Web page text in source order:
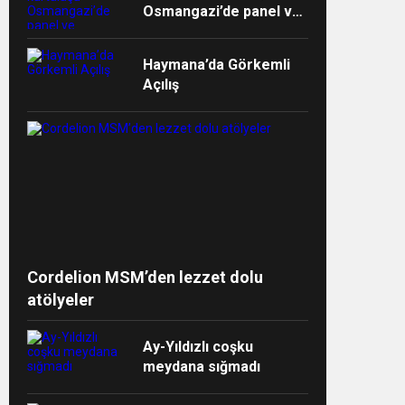
Osmangazi’de panel ve
Haymana’da Görkemli
Açılış
Cordelion MSM’den lezzet dolu
atölyeler
Ay-Yıldızlı coşku
meydana sığmadı